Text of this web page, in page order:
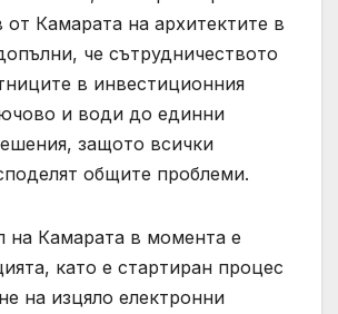
Камарата на архитектите в
че сътрудничеството
в инвестиционния
и води до единни
защото всички
общите проблеми.
на Камарата в момента е
като е стартиран процес
на изцяло електронни